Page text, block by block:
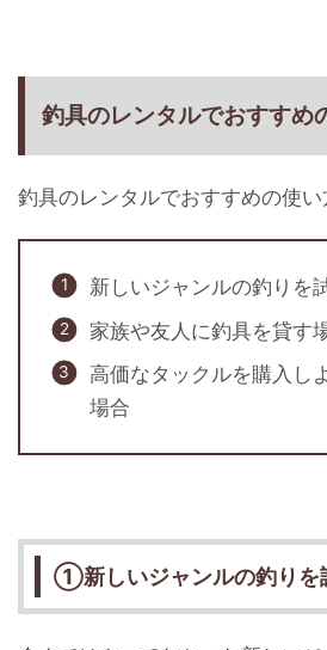
釣具のレンタルでおすすめ
釣具のレンタルでおすすめの使い
新しいジャンルの釣りを
家族や友人に釣具を貸す
高価なタックルを購入し
場合
①新しいジャンルの釣りを